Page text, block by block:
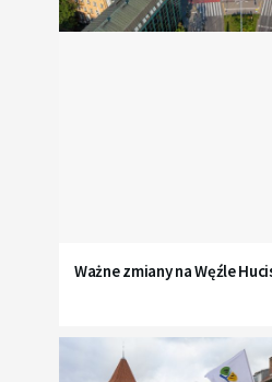
Ważne zmiany na Węźle